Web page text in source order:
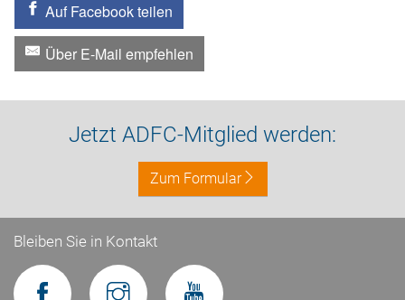
Auf Facebook teilen
Über E-Mail empfehlen
Jetzt ADFC-Mitglied werden:
Zum Formular
Bleiben Sie in Kontakt